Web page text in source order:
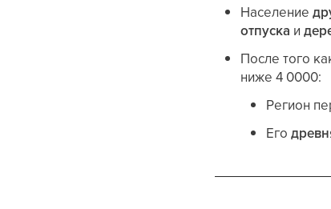
Население
отпуска и
После того
ниже 4 0000:
Регион
Его